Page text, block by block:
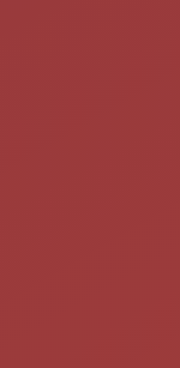
GB